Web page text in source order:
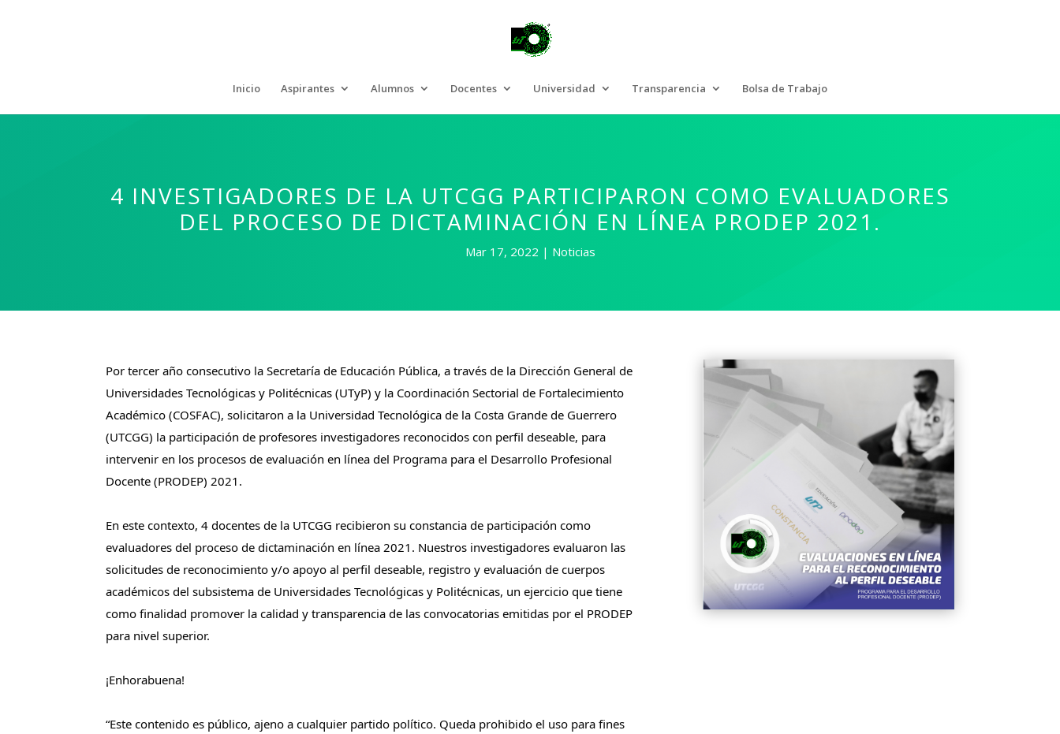
Inicio Aspirantes Alumnos Docentes Universidad Transparencia Bolsa de Trabajo
4 INVESTIGADORES DE LA UTCGG PARTICIPARON COMO EVALUADORES
DEL PROCESO DE DICTAMINACIÓN EN LÍNEA PRODEP 2021.
Mar 17, 2022 Noticias
Por tercer año consecutivo la Secretaría de Educación Pública, a través de la Dirección General de
Universidades Tecnológicas y Politécnicas (UTyP) y la Coordinación Sectorial de Fortalecimiento
Académico (COSFAC), solicitaron a la Universidad Tecnológica de la Costa Grande de Guerrero
(UTCGG) la participación de profesores investigadores reconocidos con perfil deseable, para
intervenir en los procesos de evaluación en línea del Programa para el Desarrollo Profesional
Docente (PRODEP) 2021.
En este contexto, 4 docentes de la UTCGG recibieron su constancia de participación como
evaluadores del proceso de dictaminación en línea 2021. Nuestros investigadores evaluaron las
solicitudes de reconocimiento y/o apoyo al perfil deseable, registro y evaluación de cuerpos
académicos del subsistema de Universidades Tecnológicas y Politécnicas, un ejercicio que tiene
como finalidad promover la calidad y transparencia de las convocatorias emitidas por el PRODEP
para nivel superior.
¡Enhorabuena!
“Este contenido es público, ajeno a cualquier partido político. Queda prohibido el uso para fines